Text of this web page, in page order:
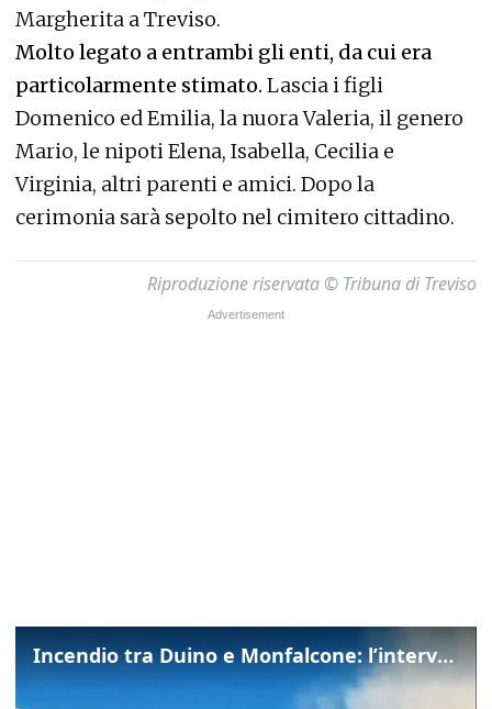
Margherita a Treviso.
Molto legato a entrambi gli enti, da cui era
particolarmente stimato. Lascia i figli
Domenico ed Emilia, la nuora Valeria, il genero
Mario, le nipoti Elena, Isabella, Cecilia e
Virginia, altri parenti e amici. Dopo la
cerimonia sarà sepolto nel cimitero cittadino.
Riproduzione riservata © Tribuna di Treviso
Incendio tra Duino e Monfalcone: l’intervento dei vigili del fuoco